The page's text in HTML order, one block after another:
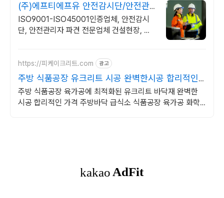
(주)에프티에프유 안전감시단/안전관
리대행업체
ISO9001-ISO45001인증업체, 안전감시
단, 안전관리자 파견 전문업체 건설현장, 산
https://피케이크리트.com 광고
주방 식품공장 유크리트 시공 완벽한시공 합리적인
가격
주방 식품공장 육가공에 최적화된 유크리트 바닥재 완벽한
시공 합리적인 가격 주방바닥 급식소 식품공장 육가공 화학